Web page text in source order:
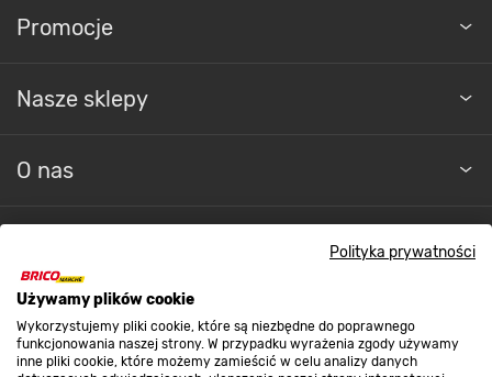
Polityka prywatności
Używamy plików cookie
Wykorzystujemy pliki cookie, które są niezbędne do poprawnego
funkcjonowania naszej strony. W przypadku wyrażenia zgody używamy
inne pliki cookie, które możemy zamieścić w celu analizy danych
Promocje
Nasze sklepy
O nas
Strefa biznesu